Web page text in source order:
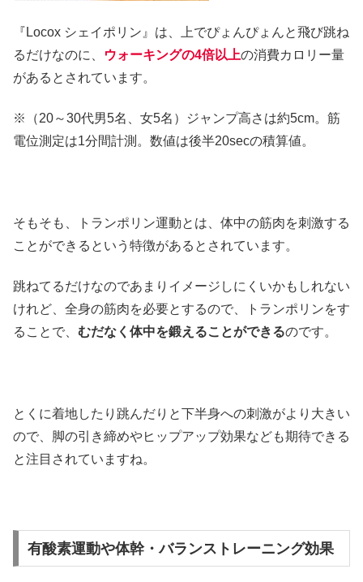
『Locox シェイポリン』は、上でぴょんぴょんと飛び跳ね
るだけなのに、
ウォーキングの4倍以上の消費カロリー量
があるとされています。
※（20～30代男5名、女5名）ジャンプ高さは約5cm。筋
電位測定は1分間計測。数値は後半20secの積算値。
そもそも、トランポリン運動とは、体中の筋肉を刺激する
ことができるという特徴があるとされています。
跳ねてるだけなのであまりイメージしにくいかもしれない
けれど、全身の筋肉を必要とするので、トランポリンをす
ることで、 むだなく体中を鍛えることができるのです。
とくに着地したり跳んだりと下半身への刺激がより大きい
ので、脚の引き締めやヒップアップ効果なども期待できる
と注目されていますね。
有酸素運動や体幹・バランストレーニング効果